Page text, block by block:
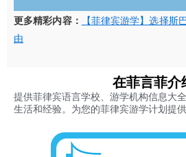
更多精彩内容：
【菲律宾游学】选择斯
由
在菲言菲介
提供菲律宾语言学校、游学机构信息大
生活和经验。为您的菲律宾游学计划提